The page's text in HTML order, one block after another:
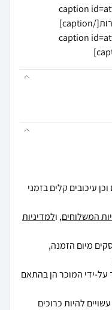
[caption
[caption
עיכובים קלים בזמני
המשלוחים, ולמדיניות
על-ידי המוכר הן בהתאם
להיות כרוכים